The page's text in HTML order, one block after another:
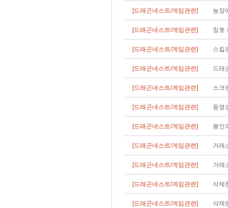
[드래곤네스트/게임관련] 농장
[드래곤네스트/게임관련] 칭호
[드래곤네스트/게임관련] 스킬
[드래곤네스트/게임관련] 드래
[드래곤네스트/게임관련] 스크
[드래곤네스트/게임관련] 동영
[드래곤네스트/게임관련] 봉인
[드래곤네스트/게임관련] 거래
[드래곤네스트/게임관련] 거래
[드래곤네스트/게임관련] 삭제
[드래곤네스트/게임관련] 삭제